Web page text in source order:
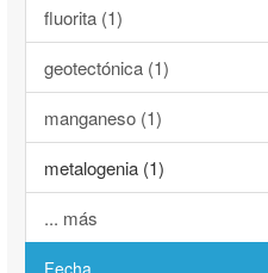
fluorita (1)
geotectónica (1)
manganeso (1)
metalogenia (1)
... más
Fecha